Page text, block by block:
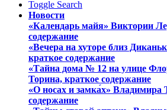
Toggle Search
Новости
«Календарь майя» Виктории
содержание
«Вечера на хуторе близ
краткое содержание
«Тайна дома № 12 на улице
Торина, краткое содержание
«О носах и замка́х» Владимира
содержание